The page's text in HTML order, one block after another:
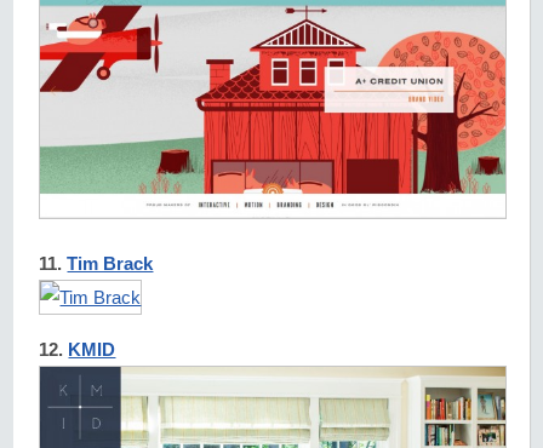
11.Tim Brack
12. KMID